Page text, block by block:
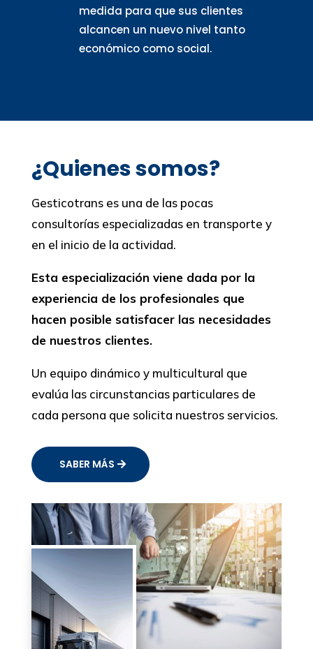
medida para que sus clientes
alcancen un nuevo nivel tanto
económico como social.
¿Quienes somos?
Gesticotrans es una de las pocas
consultorías especializadas en transporte y
en el inicio de la actividad.
Esta especialización viene dada por la
experiencia de los profesionales que
hacen posible satisfacer las necesidades
de nuestros clientes.
Un equipo dinámico y multicultural que
evalúa las circunstancias particulares de
cada persona que solicita nuestros servicios.
SABER MÁS